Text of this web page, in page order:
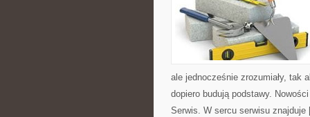
ale jednocześnie zrozumiały, tak
dopiero budują podstawy.
Serwis. W sercu serwisu